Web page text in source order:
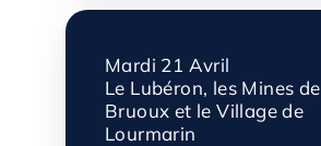
Mardi 21 Avril
Le Lubéron, les Mines de
Bruoux et le Village de
Lourmarin